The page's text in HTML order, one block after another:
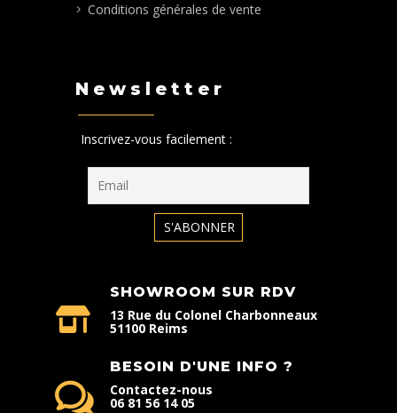
Conditions générales de vente
Newsletter
Inscrivez-vous facilement :
SHOWROOM SUR RDV
13 Rue du Colonel Charbonneaux
51100 Reims
BESOIN D'UNE INFO ?
Contactez-nous
06 81 56 14 05